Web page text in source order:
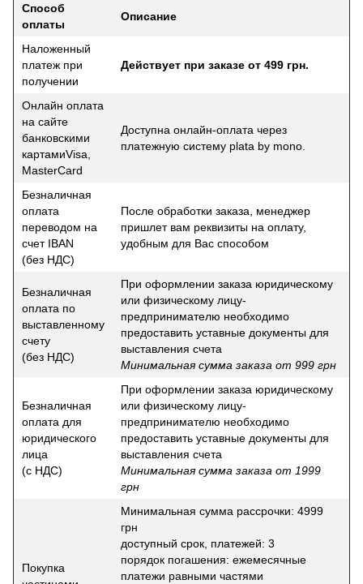
Способ
оплаты
Описание
Наложенный
платеж при
получении
Действует при заказе от 499 грн.
Онлайн оплата
на сайте
банковскими
картамиVisa,
MasterCard
Доступна онлайн-оплата через
платежную систему plata by mono.
Безналичная
оплата
переводом на
счет IBAN
(без НДС)
После обработки заказа, менеджер
пришлет вам реквизиты на оплату,
удобным для Вас способом
Безналичная
оплата по
выставленному
счету
(без НДС)
При оформлении заказа юридическому
или физическому лицу-
предпринимателю необходимо
предоставить уставные документы для
выставления счета
Минимальная сумма заказа от 999 грн
Безналичная
оплата для
юридического
лица
(с НДС)
При оформлении заказа юридическому
или физическому лицу-
предпринимателю необходимо
предоставить уставные документы для
выставления счета
Минимальная сумма заказа от 1999
грн
Покупка
Минимальная сумма рассрочки: 4999
грн
доступный срок, платежей: 3
порядок погашения: ежемесячные
платежи равными частями